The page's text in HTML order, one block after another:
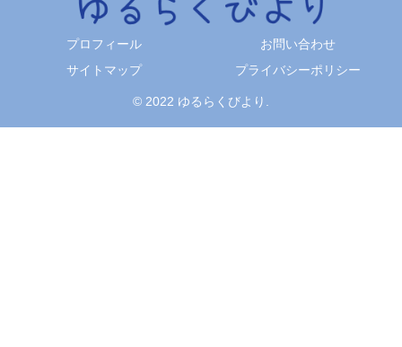
プロフィール
お問い合わせ
サイトマップ
プライバシーポリシー
© 2022 ゆるらくびより.